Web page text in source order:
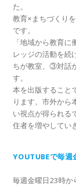
た。
教育×まちづくり
です。
「地域から教育
レッジの活動を
ちが教室、③対話
す。
本を出版すること
ります。市外から
い視点が得られる
住者を増やしてい
YOUTUBEで毎週
毎週金曜日23時か